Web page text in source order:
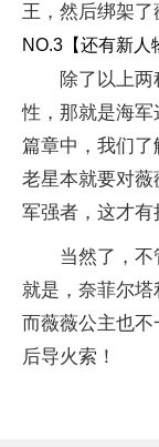
王，然后绑架了
NO.3【还有新人
除了以上
性，那就是海
篇章中，我们
老星本就要对
军强者，这才有
当然了，
就是，奈菲尔塔
而薇薇公主也
后导火索！